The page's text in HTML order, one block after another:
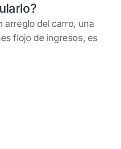
arreglo del carro, una
flojo de ingresos, es